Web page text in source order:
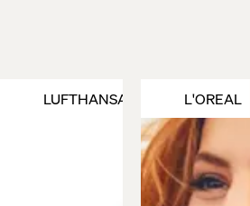
LUFTHANSA L'OREAL